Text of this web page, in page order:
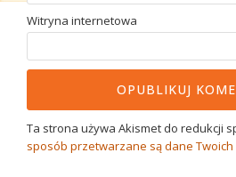
Witryna internetowa
Ta strona używa Akismet do redukcji
sposób przetwarzane są dane